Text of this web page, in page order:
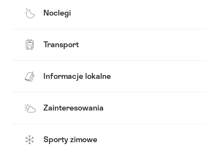
Noclegi
Transport
Informacje lokalne
Zainteresowania
Sporty zimowe